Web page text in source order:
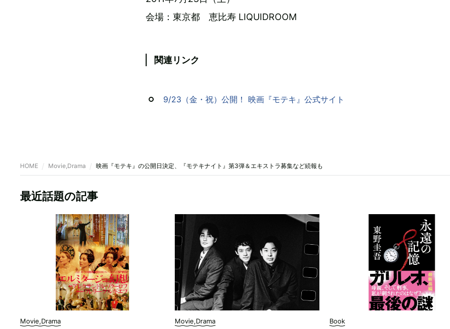
会場：東京都 恵比寿 LIQUIDROOM
関連リンク
9/23（金・祝）公開！ 映画『モテキ』公式サイト
HOME Movie,Drama 映画『モテキ』の公開日決定、『モテキナイト』第3弾＆エキストラ募集など続報も
最近話題の記事
Movie,Drama Movie,Drama Book